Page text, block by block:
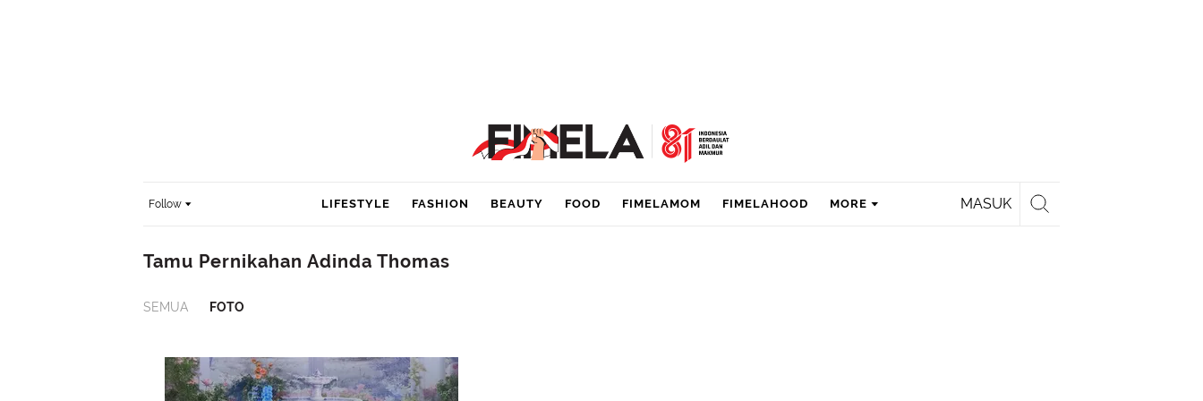
Follow MASUK
LIFESTYLE FASHION BEAUTY FOOD FIMELAMOM FIMELAHOOD MORE
Tamu Pernikahan Adinda Thomas
SEMUA FOTO